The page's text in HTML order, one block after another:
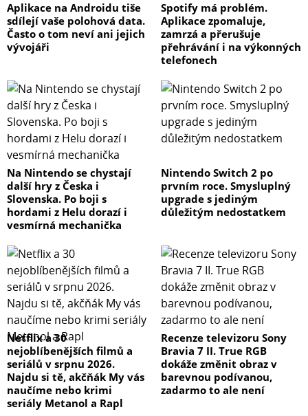
Aplikace na Androidu tiše
sdílejí vaše polohová data.
Často o tom neví ani jejich
vývojáři
Spotify má problém.
Aplikace zpomaluje,
zamrzá a přerušuje
přehrávání i na výkonných
telefonech
Na Nintendo se chystají
další hry z Česka i
Slovenska. Po boji s
hordami z Helu dorazí i
vesmírná mechanička
Nintendo Switch 2 po
prvním roce. Smysluplný
upgrade s jediným
důležitým nedostatkem
Netflix a 30
nejoblíbenějších filmů a
seriálů v srpnu 2026.
Najdu si tě, akčňák My vás
naučíme nebo krimi
seriály Metanol a Rapl
Recenze televizoru Sony
Bravia 7 II. True RGB
dokáže změnit obraz v
barevnou podívanou,
zadarmo to ale není